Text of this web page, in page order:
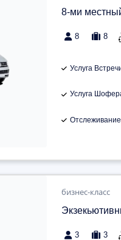
8-ми
8 8
Услуга
Услуга
бизнес-класс
3 3